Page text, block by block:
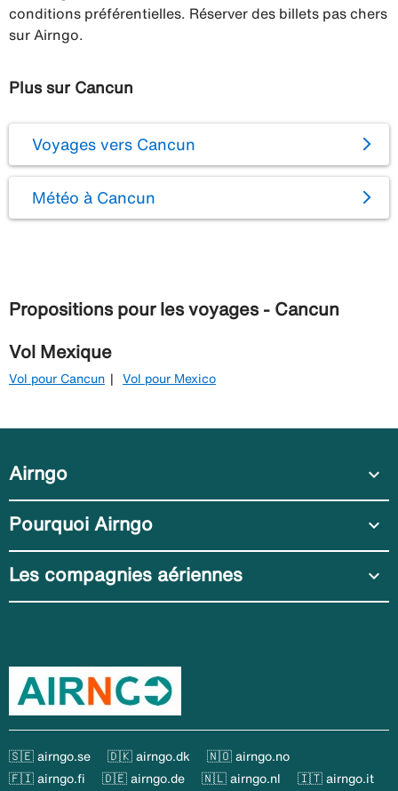
conditions préférentielles. Réserver des billets pas chers
sur Airngo.
Plus sur Cancun
Voyages vers Cancun
Météo à Cancun
Propositions pour les voyages - Cancun
Vol Mexique
Vol pour Cancun Vol pour Mexico
Airngo expand_more
Pourquoi Airngo expand_more
Les compagnies aériennes expand_more
🇸🇪 airngo.se 🇩🇰 airngo.dk
🇳🇴 airngo.no
🇫🇮 airngo.fi
🇩🇪 airngo.de 🇳🇱 airngo.nl 🇮🇹 airngo.it